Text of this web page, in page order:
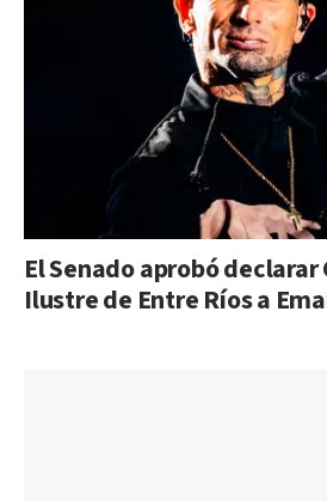
El Senado aprobó
Ilustre de Entre Ríos a